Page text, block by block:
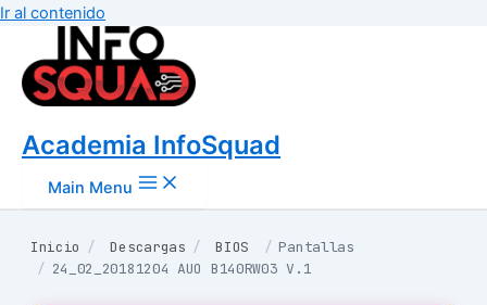
Ir al contenido
Academia InfoSquad
Main Menu
Inicio / Descargas / BIOS / Pantallas
/ 24_02_20181204 AUO B140RW03 V.1